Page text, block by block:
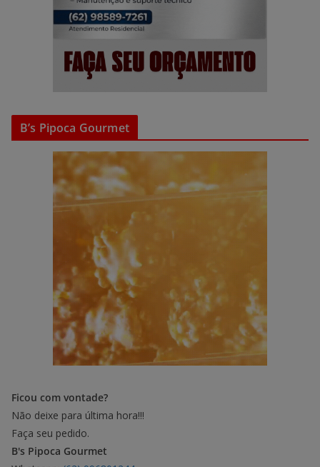
B’s Pipoca Gourmet
Ficou com vontade?
Não deixe para última hora!!!
Faça seu pedido.
B's Pipoca Gourmet